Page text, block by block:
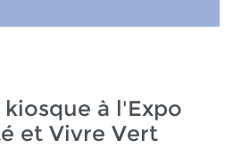
à l'Expo
et Vivre Vert